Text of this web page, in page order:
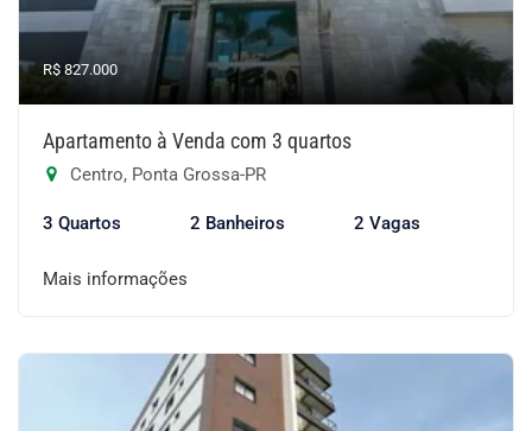
R$ 827.000
Apartamento à Venda com 3 quartos
Centro, Ponta Grossa-PR
3 Quartos 2 Banheiros 2 Vagas
Mais informações